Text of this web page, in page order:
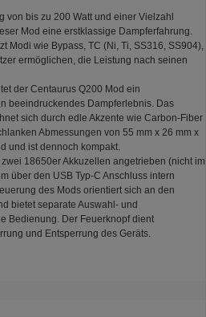
von bis zu 200 Watt und einer Vielzahl
Mod eine erstklassige Dampferfahrung.
Modi wie Bypass, TC (Ni, Ti, SS316, SS904),
ermöglichen, die Leistung nach seinen
der Centaurus Q200 Mod ein
beeindruckendes Dampferlebnis. Das
sich durch edle Akzente wie Carbon-Fiber
Abmessungen von 55 mm x 26 mm x
und ist dennoch kompakt.
18650er Akkuzellen angetrieben (nicht im
über den USB Typ-C Anschluss intern
des Mods orientiert sich an den
bietet separate Auswahl- und
Bedienung. Der Feuerknopf dient
und Entsperrung des Geräts.